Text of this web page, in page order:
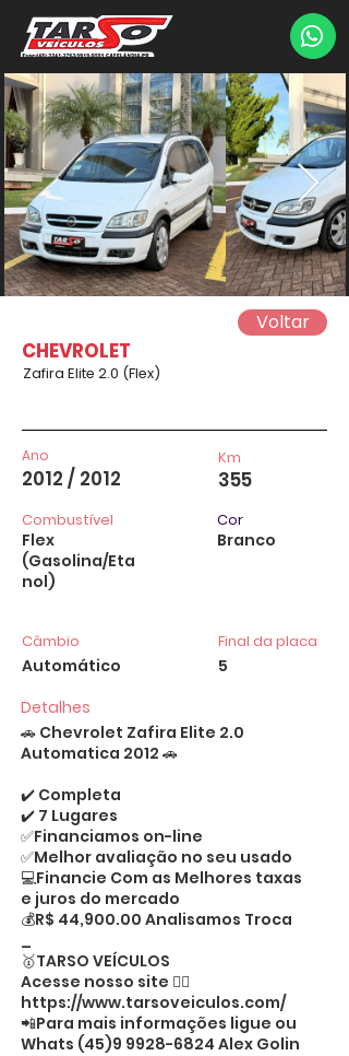
Voltar
CHEVROLET
Zafira Elite 2.0 (Flex)
Ano
2012 / 2012
Combustível
Flex
(Gasolina/Eta
nol)
Câmbio
Automático
Km
355
Cor
Branco
Final da placa
5
Detalhes
🚗 Chevrolet Zafira Elite 2.0
Automatica 2012 🚗
✔️ Completa
✔️ 7 Lugares
✅Financiamos on-line
✅Melhor avaliação no seu usado
💻Financie Com as Melhores taxas
e juros do mercado
💰R$ 44,900.00 Analisamos Troca
_
🥇TARSO VEÍCULOS
Acesse nosso site 👉🏻
https://www.tarsoveiculos.com/
📲Para mais informações ligue ou
Whats (45)9 9928-6824 Alex Golin